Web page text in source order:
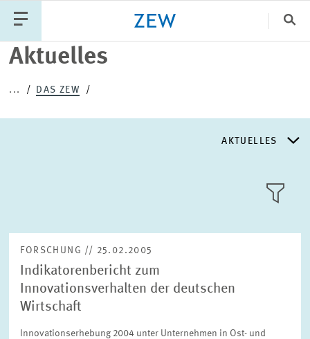
Aktuelles
... DAS ZEW
AKTUELLES
AKTUELLES
ÜBER DAS ZEW
Text
FORSCHUNG // 25.02.2005
Indikatorenbericht zum
Innovationsverhalten der deutschen
Wirtschaft
Innovationserhebung 2004 unter Unternehmen in Ost- und